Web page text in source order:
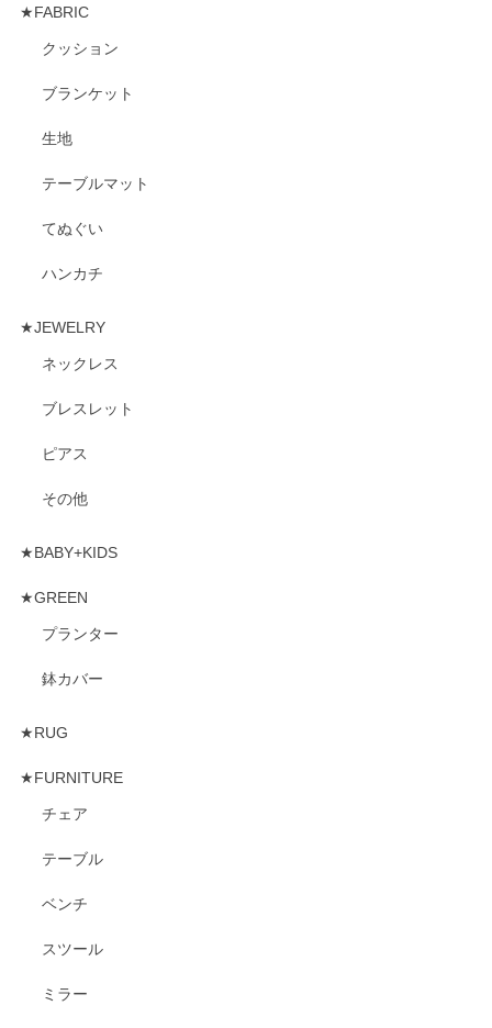
★FABRIC
クッション
ブランケット
生地
テーブルマット
てぬぐい
ハンカチ
★JEWELRY
ネックレス
ブレスレット
ピアス
その他
★BABY+KIDS
★GREEN
プランター
鉢カバー
★RUG
★FURNITURE
チェア
テーブル
ベンチ
スツール
ミラー